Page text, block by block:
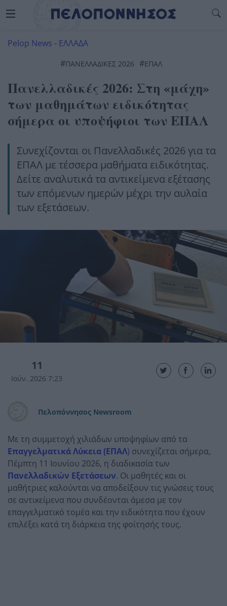
Pelop News - ΕΛΛΑΔΑ
#ΠΑΝΕΛΛΑΔΙΚΈΣ 2026 #ΕΠΑΛ
Πανελλαδικές 2026: Στη «μάχη»
των μαθημάτων ειδικότητας
σήμερα οι υποψήφιοι των ΕΠΑΛ
Συνεχίζονται οι Πανελλαδικές 2026 για τα
ΕΠΑΛ με τέσσερα μαθήματα ειδικότητας.
Δείτε αναλυτικά τα αντικείμενα εξέτασης
των επόμενων ημερών μέχρι την αυλαία
των εξετάσεων.
11
Ιούν. 2026 7:23
Πελοπόννησος Newsroom
Με τη συμμετοχή χιλιάδων υποψηφίων από τα
Επαγγελματικά Λύκεια (ΕΠΑΛ) συνεχίζεται σήμερα,
Πέμπτη 11 Ιουνίου 2026, η διαδικασία των
Πανελλαδικών Εξετάσεων. Οι μαθητές και οι
μαθήτριες καλούνται να αποδείξουν τις γνώσεις τους
σε αντικείμενα που συνδέονται άμεσα με τον
επαγγελματικό τομέα και την ειδικότητα που έχουν
επιλέξει κατά τη διάρκεια της φοίτησής τους.